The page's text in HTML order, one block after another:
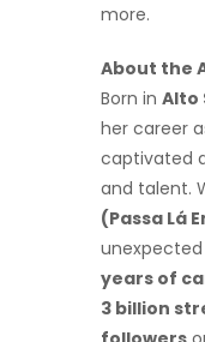
more.
About the
Born in Alto
her career
captivated
and talent.
(Passa Lá
unexpected
years of
3 billion